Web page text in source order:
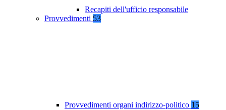
Recapiti dell'ufficio responsabile
Provvedimenti 53
Provvedimenti organi indirizzo-politico 15